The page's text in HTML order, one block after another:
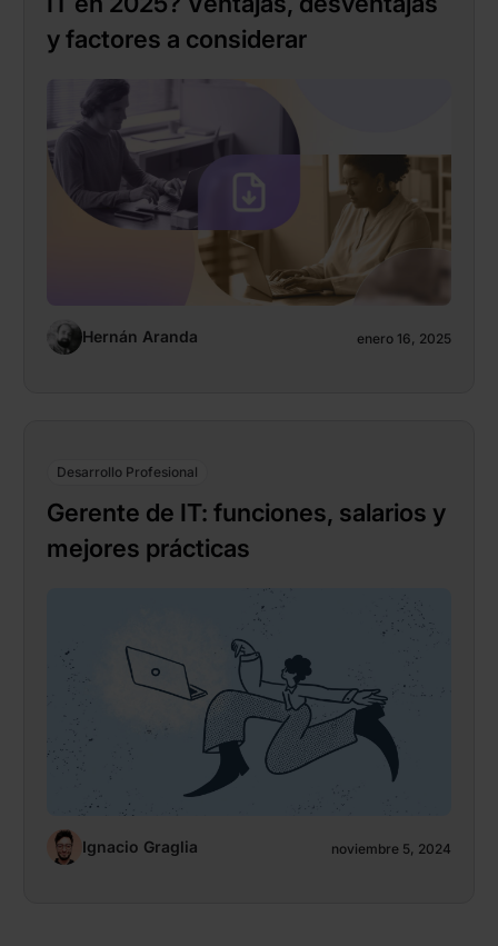
y factores a considerar
Hernán Aranda enero 16, 2025
Desarrollo Profesional
Gerente de IT: funciones, salarios y
mejores prácticas
Ignacio Graglia noviembre 5, 2024